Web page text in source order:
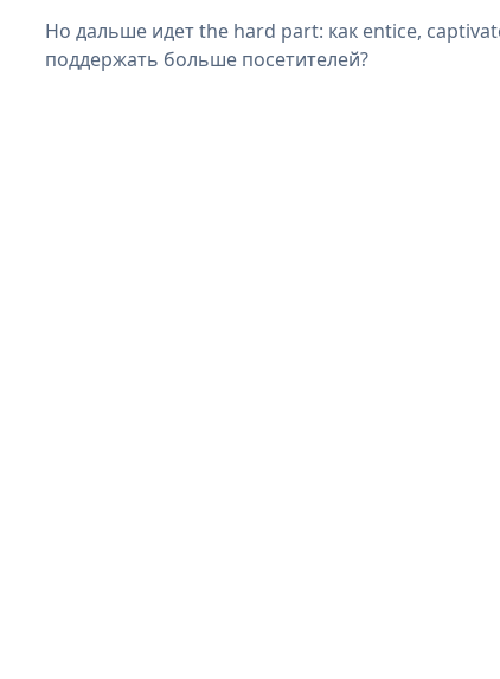
Но дальше идет the hard part: как entice,
поддержать больше посетителей?